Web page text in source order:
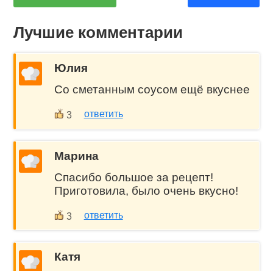
Лучшие комментарии
Юлия
Со сметанным соусом ещё вкуснее
3 ответить
Марина
Спасибо большое за рецепт!
Приготовила, было очень вкусно!
3 ответить
Катя